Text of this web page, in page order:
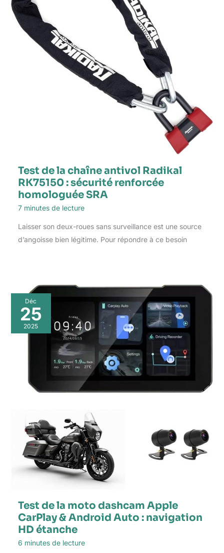
Test de la chaîne antivol Radikal
RK75150 : sécurité renforcée
homologuée SRA
7 minutes de lecture
Laisser son deux-roues sans surveillance est une source
d’angoisse bien légitime. Pour répondre à ce besoin
Déc
25
2025
Test de la moto dashcam Apple
CarPlay & Android Auto : navigation
HD étanche
6 minutes de lecture